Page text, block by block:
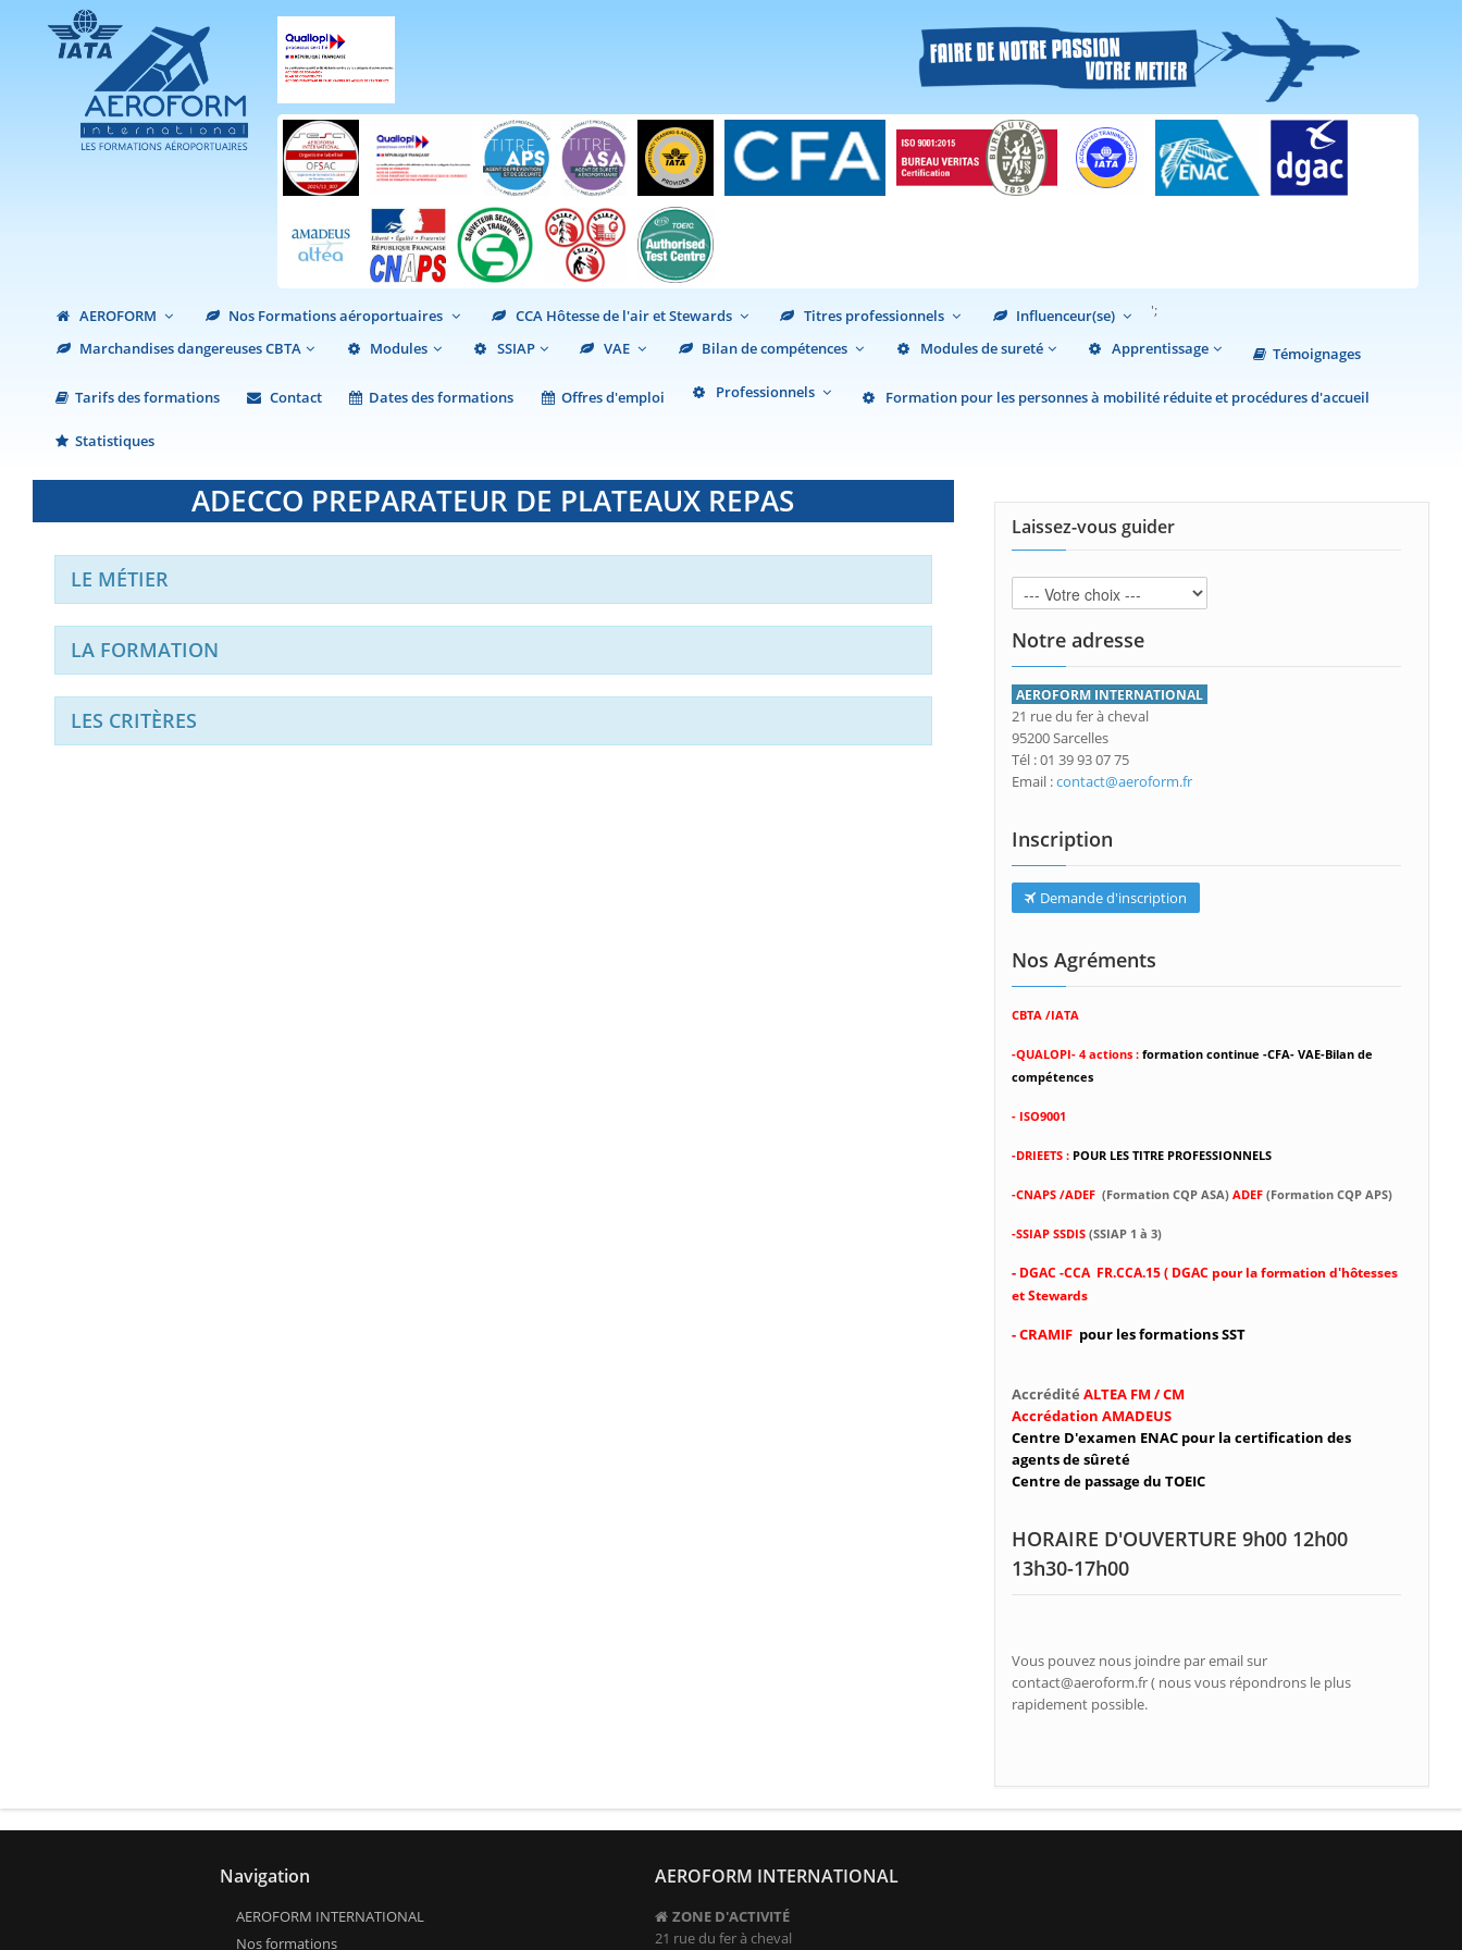
AEROFORM Nos Formations aéroportuaires CCA Hôtesse de l'air et Stewards Titres professionnels
Influenceur(se)
Marchandises dangereuses CBTA
Modules SSIAP VAE Bilan de compétences Modules de sureté Apprentissage Témoignages
Tarifs des formations Contact Dates des formations Offres d'emploi Professionnels Formation pour les personnes à mobilité réduite et procédures d'accueil
Statistiques
';
ADECCO PREPARATEUR DE PLATEAUX REPAS
LE MÉTIER
LA FORMATION
LES CRITÈRES
Laissez-vous guider
Notre adresse
AEROFORM INTERNATIONAL
21 rue du fer à cheval
95200 Sarcelles
Tél : 01 39 93 07 75
Email :contact@aeroform.fr
Inscription
Demande d'inscription
Nos Agréments
CBTA /IATA
-QUALOPI- 4 actions :formation continue -CFA- VAE-Bilan de
compétences
- ISO9001
-DRIEETS : POUR LES TITRE PROFESSIONNELS
-CNAPS /ADEF (Formation CQP ASA)ADEF(Formation CQP APS)
-SSIAP SSDIS(SSIAP 1 à 3)
- DGAC -CCA FR.CCA.15 ( DGAC pour la formation d'hôtesses
et Stewards
- CRAMIF pour les formations SST
AccréditéALTEA FM / CM
Accrédation AMADEUS
Centre D'examen ENAC pour la certification des
agents de sûreté
Centre de passage du TOEIC
HORAIRE D'OUVERTURE 9h00 12h00
13h30-17h00
Vous pouvez nous joindre par email sur
contact@aeroform.fr ( nous vous répondrons le plus
rapidement possible.
Navigation
AEROFORM INTERNATIONAL
Nos formations
AEROFORM INTERNATIONAL
ZONE D'ACTIVITÉ
21 rue du fer à cheval